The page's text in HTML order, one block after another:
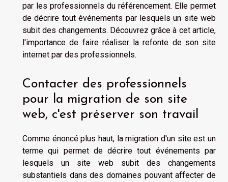
par les professionnels du référencement. Elle permet
de décrire tout événements par lesquels un site web
subit des changements. Découvrez grâce à cet article,
l'importance de faire réaliser la refonte de son site
internet par des professionnels.
Contacter des professionnels
pour la migration de son site
web, c'est préserver son travail
Comme énoncé plus haut, la migration d'un site est un
terme qui permet de décrire tout événements par
lesquels un site web subit des changements
substantiels dans des domaines pouvant affecter de